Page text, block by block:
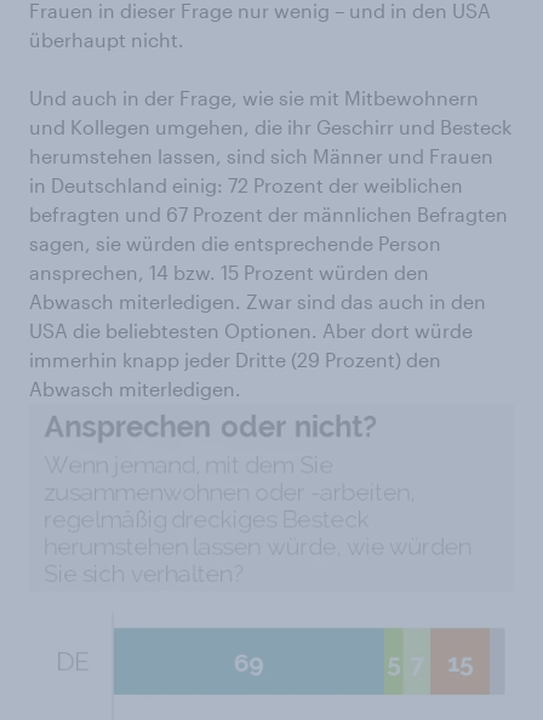
Frauen in dieser Frage nur wenig – und in den USA
überhaupt nicht.
Und auch in der Frage, wie sie mit Mitbewohnern
und Kollegen umgehen, die ihr Geschirr und Besteck
herumstehen lassen, sind sich Männer und Frauen
in Deutschland einig: 72 Prozent der weiblichen
befragten und 67 Prozent der männlichen Befragten
sagen, sie würden die entsprechende Person
ansprechen, 14 bzw. 15 Prozent würden den
Abwasch miterledigen. Zwar sind das auch in den
USA die beliebtesten Optionen. Aber dort würde
immerhin knapp jeder Dritte (29 Prozent) den
Abwasch miterledigen.